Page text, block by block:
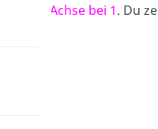
Achse bei 1. Du